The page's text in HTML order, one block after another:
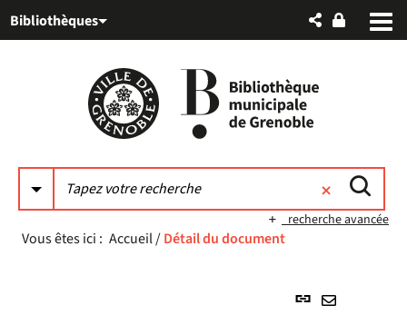
au
auBibliothèques
recherche avancée
Vous êtes ici : Accueil/Détail du document
Lien